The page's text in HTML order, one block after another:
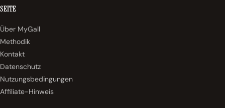
SEITE
Über MyGall
Methodik
Kontakt
Datenschutz
Nutzungsbedingungen
Affiliate-Hinweis